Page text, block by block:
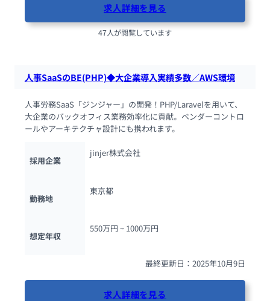
求人詳細を見る
47人が閲覧しています
人事SaaSのBE(PHP)◆大企業導入実績多数／AWS環境
人事労務SaaS「ジンジャー」の開発！PHP/Laravelを用いて、
大企業のバックオフィス業務効率化に貢献。ベンダーコントロ
ールやアーキテクチャ設計にも携われます。
採用企業
jinjer株式会社
勤務地
東京都
想定年収
550万円 ~ 1000万円
最終更新日：2025年10月9日
求人詳細を見る